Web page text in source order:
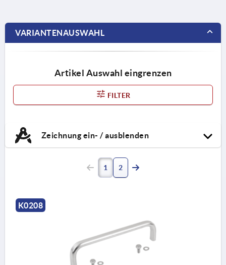
VARIANTENAUSWAHL
Artikel Auswahl eingrenzen
FILTER
Zeichnung ein- / ausblenden
1 2
K0208